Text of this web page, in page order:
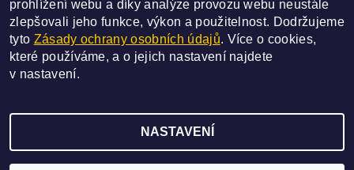
SMĚS ČÍSLO - 103A
od370 Kč
2026 ©SAN BAO, všechna práva vyhrazena
prohlížení webu a díky analýze provozu webu neustále
zlepšovali jeho funkce, výkon a použitelnost. Dodržujeme
tyto Zásady ochrany osobních údajů. Více o cookies,
které používáme, a o jejich nastavení najdete
v nastavení.
NASTAVENÍ